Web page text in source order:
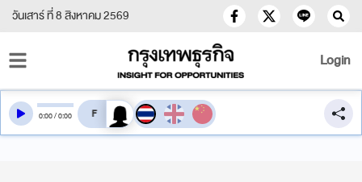
วันเสาร์ ที่ 8 สิงหาคม 2569
Login
0:00/0:00 สลับเสียงอ่าน